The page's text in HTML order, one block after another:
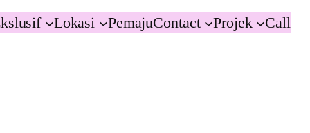
Lokasi PemajuContact Projek Call